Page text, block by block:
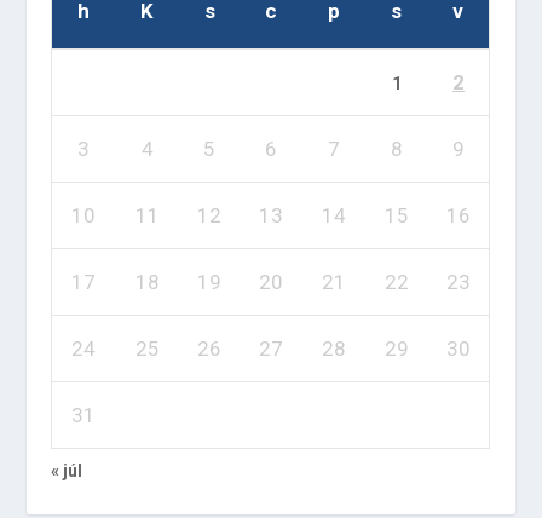
h K s c p s v
1 2
3 4 5 6 7 8 9
10 11 12 13 14 15 16
17 18 19 20 21 22 23
24 25 26 27 28 29 30
31
« júl